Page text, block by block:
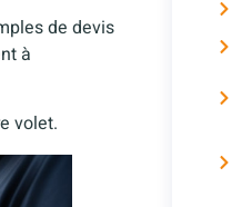
de devis
à
volet.